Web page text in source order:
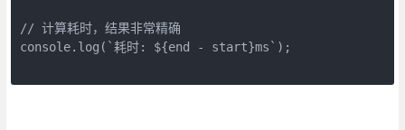
// 计算耗时，结果非常精确
console.log(`耗时: ${end - start}ms`);